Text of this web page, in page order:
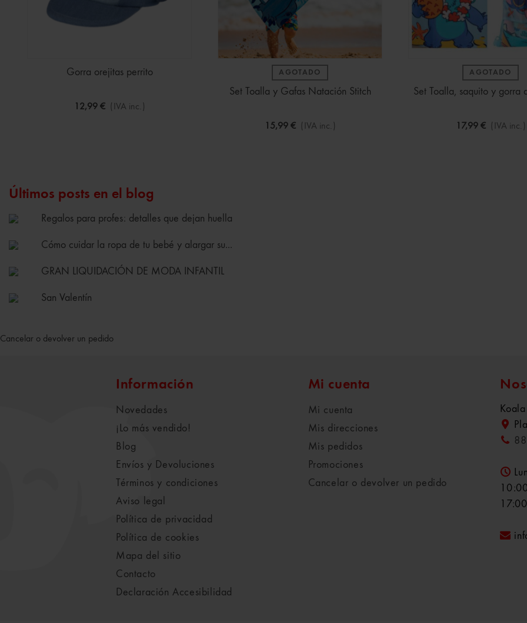
Gorra orejitas perrito
12,99 € (IVA inc.)
AGOTADO
Set Toalla y Gafas Natación Stitch
15,99 € (IVA inc.)
AGOTADO
Set Toalla, saquito y gorra
17,99 € (IVA inc.)
Últimos posts en el blog
Regalos para profes: detalles que dejan huella
Cómo cuidar la ropa de tu bebé y alargar su...
GRAN LIQUIDACIÓN DE MODA INFANTIL
San Valentín
Cancelar o devolver un pedido
Información
Novedades
¡Lo más vendido!
Blog
Envíos y Devoluciones
Términos y condiciones
Aviso legal
Política de privacidad
Política de cookies
Mapa del sitio
Contacto
Declaración Accesibilidad
Mi cuenta
Mi cuenta
Mis direcciones
Mis pedidos
Promociones
Cancelar o devolver un pedido